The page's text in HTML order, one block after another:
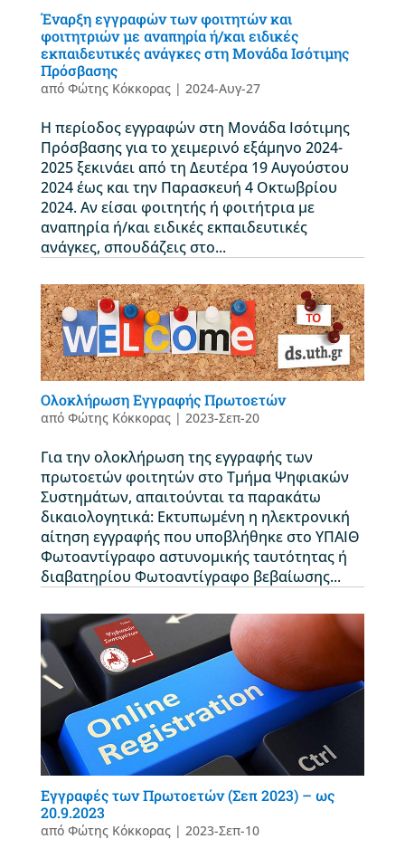
Έναρξη εγγραφών των φοιτητών και
φοιτητριών με αναπηρία ή/και ειδικές
εκπαιδευτικές ανάγκες στη Μονάδα Ισότιμης
Πρόσβασης
από Φώτης Κόκκορας| 2024-Αυγ-27
Η περίοδος εγγραφών στη Μονάδα Ισότιμης
Πρόσβασης για το χειμερινό εξάμηνο 2024-
2025 ξεκινάει από τη Δευτέρα 19 Αυγούστου
2024 έως και την Παρασκευή 4 Οκτωβρίου
2024. Αν είσαι φοιτητής ή φοιτήτρια με
αναπηρία ή/και ειδικές εκπαιδευτικές
ανάγκες, σπουδάζεις στο...
Ολοκλήρωση Εγγραφής Πρωτοετών
από Φώτης Κόκκορας| 2023-Σεπ-20
Για την ολοκλήρωση της εγγραφής των
πρωτοετών φοιτητών στο Τμήμα Ψηφιακών
Συστημάτων, απαιτούνται τα παρακάτω
δικαιολογητικά: Εκτυπωμένη η ηλεκτρονική
αίτηση εγγραφής που υποβλήθηκε στο ΥΠΑΙΘ
Φωτοαντίγραφο αστυνομικής ταυτότητας ή
διαβατηρίου Φωτοαντίγραφο βεβαίωσης...
Εγγραφές των Πρωτοετών (Σεπ 2023) – ως
20.9.2023
από Φώτης Κόκκορας| 2023-Σεπ-10